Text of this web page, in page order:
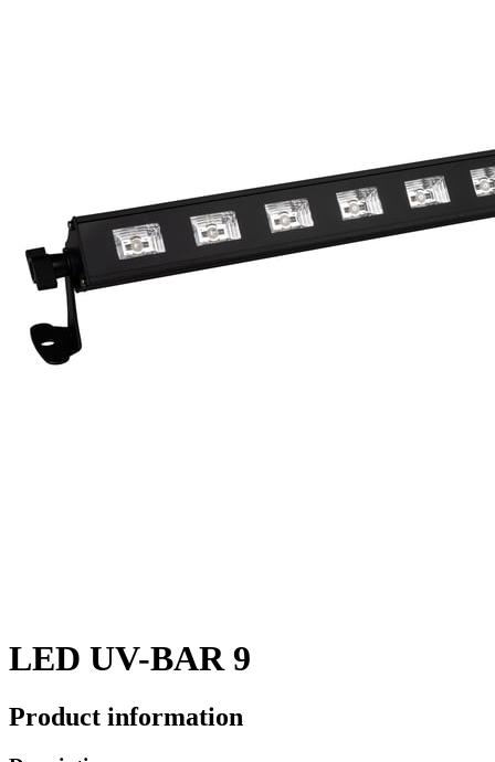
LED UV-BAR 9
Product information